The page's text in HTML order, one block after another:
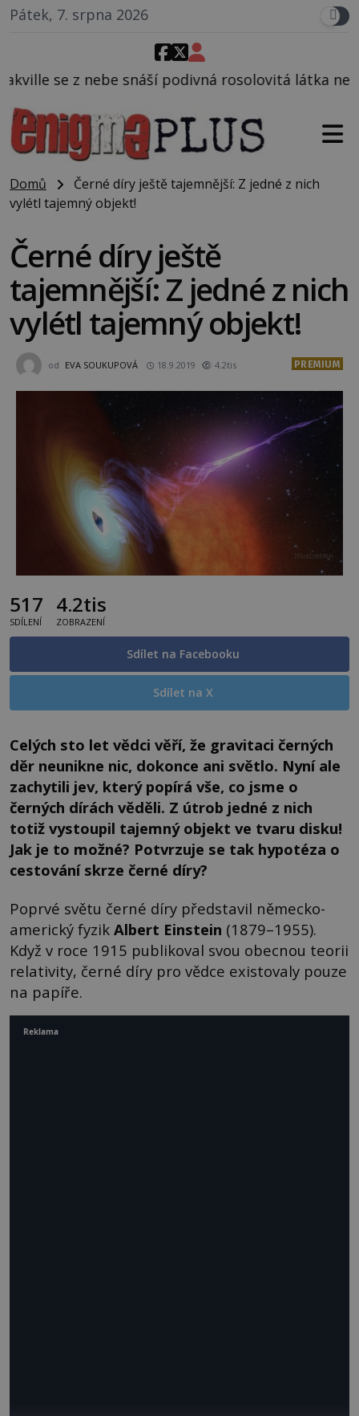
Pátek, 7. srpna 2026
rosolovitá látka neznámého původu.
Domů
Černé díry ještě tajemnější: Z jedné z nich
vylétl tajemný objekt!
Černé díry ještě
tajemnější: Z jedné z nich
vylétl tajemný objekt!
od EVA SOUKUPOVÁ 18.9.2019 4.2tis PREMIUM
517
SDÍLENÍ
4.2tis
ZOBRAZENÍ
Sdílet na Facebooku
Sdílet na X
Celých sto let vědci věří, že gravitaci černých
děr neunikne nic, dokonce ani světlo. Nyní ale
zachytili jev, který popírá vše, co jsme o
černých dírách věděli. Z útrob jedné z nich
totiž vystoupil tajemný objekt ve tvaru disku!
Jak je to možné? Potvrzuje se tak hypotéza o
cestování skrze černé díry?
Poprvé světu černé díry představil německo-
americký fyzik Albert Einstein (1879–1955).
Když v roce 1915 publikoval svou obecnou teorii
relativity, černé díry pro vědce existovaly pouze
na papíře.
Reklama